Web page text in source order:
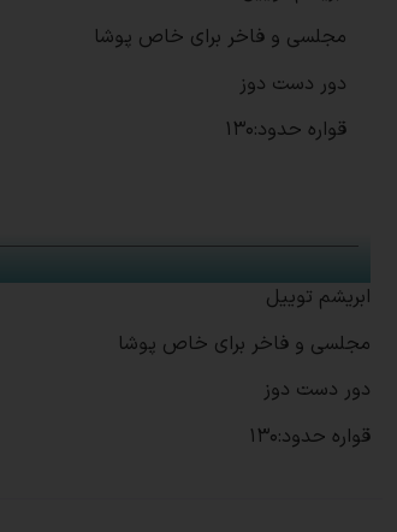
مجلسی و فاخر برای خاص پوشا
دور دست دوز
قواره حدود:130
ابریشم توییل
مجلسی و فاخر برای خاص پوشا
دور دست دوز
قواره حدود:130